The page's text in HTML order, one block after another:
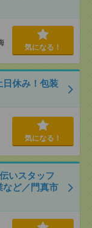
気になる！
日休み！包装
気になる！
いスタッフ
など／門真市